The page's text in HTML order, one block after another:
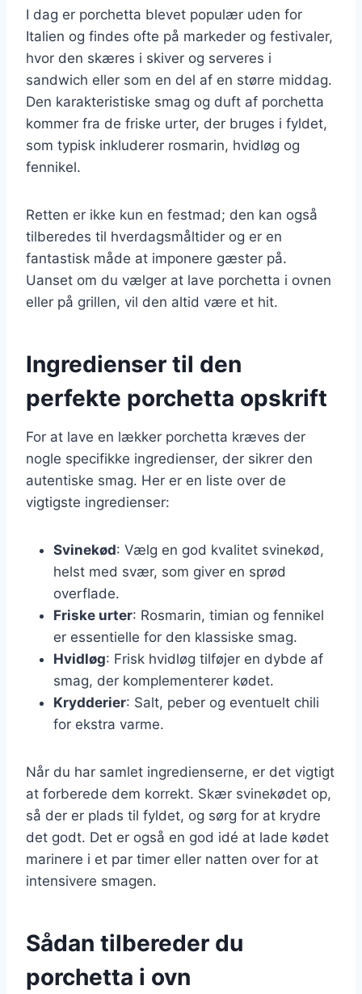
I dag er porchetta blevet populær uden for
Italien og findes ofte på markeder og festivaler,
hvor den skæres i skiver og serveres i
sandwich eller som en del af en større middag.
Den karakteristiske smag og duft af porchetta
kommer fra de friske urter, der bruges i fyldet,
som typisk inkluderer rosmarin, hvidløg og
fennikel.
Retten er ikke kun en festmad; den kan også
tilberedes til hverdagsmåltider og er en
fantastisk måde at imponere gæster på.
Uanset om du vælger at lave porchetta i ovnen
eller på grillen, vil den altid være et hit.
Ingredienser til den
perfekte porchetta opskrift
For at lave en lækker porchetta kræves der
nogle specifikke ingredienser, der sikrer den
autentiske smag. Her er en liste over de
vigtigste ingredienser:
Svinekød: Vælg en god kvalitet svinekød,
helst med svær, som giver en sprød
overflade.
Friske urter: Rosmarin, timian og fennikel
er essentielle for den klassiske smag.
Hvidløg: Frisk hvidløg tilføjer en dybde af
smag, der komplementerer kødet.
Krydderier: Salt, peber og eventuelt chili
for ekstra varme.
Når du har samlet ingredienserne, er det vigtigt
at forberede dem korrekt. Skær svinekødet op,
så der er plads til fyldet, og sørg for at krydre
det godt. Det er også en god idé at lade kødet
marinere i et par timer eller natten over for at
intensivere smagen.
Sådan tilbereder du
porchetta i ovn